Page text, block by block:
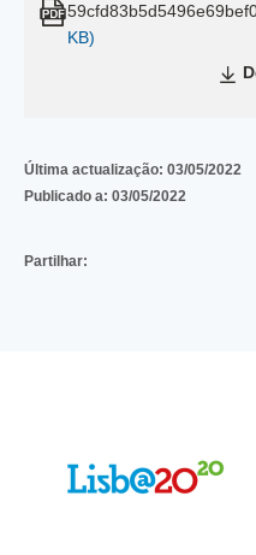
KB)
Última actualização: 03/05/2022
Publicado a: 03/05/2022
Partilhar: